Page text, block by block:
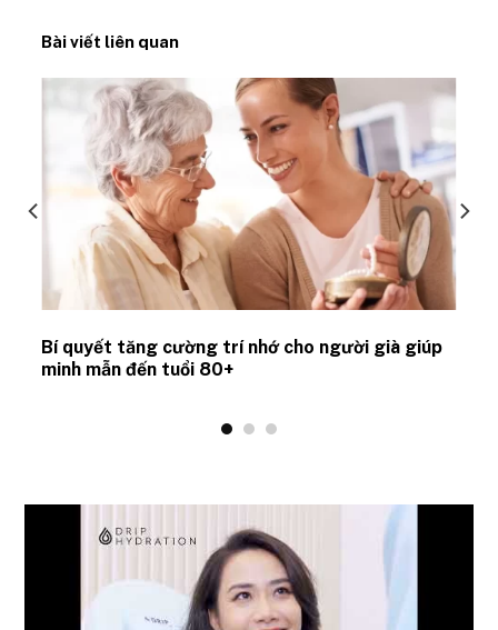
Bài viết liên quan
Bí quyết tăng cường trí nhớ cho người già giúp
minh mẫn đến tuổi 80+